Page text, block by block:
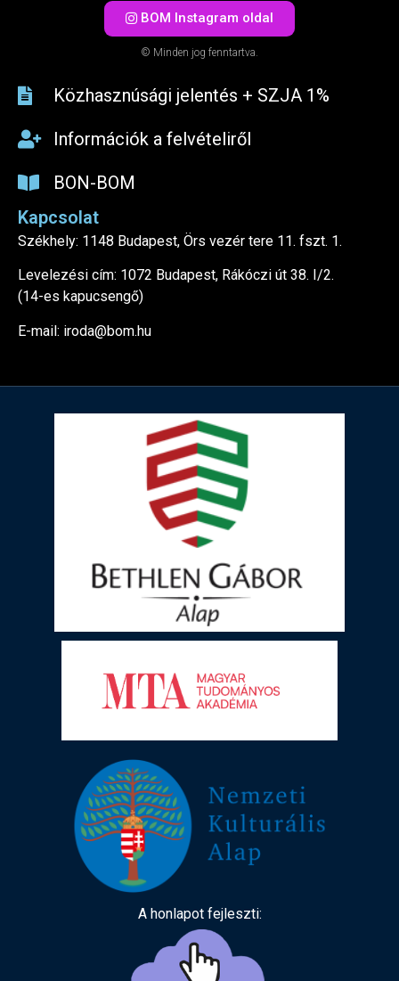
BOM Instagram oldal
© Minden jog fenntartva.
Közhasznúsági jelentés + SZJA 1%​
Információk a felvételiről
BON-BOM
Kapcsolat
Székhely: 1148 Budapest, Örs vezér tere 11. fszt. 1.
Levelezési cím: 1072 Budapest, Rákóczi út 38. I/2.
(14-es kapucsengő)
E-mail: iroda@bom.hu
A honlapot fejleszti: